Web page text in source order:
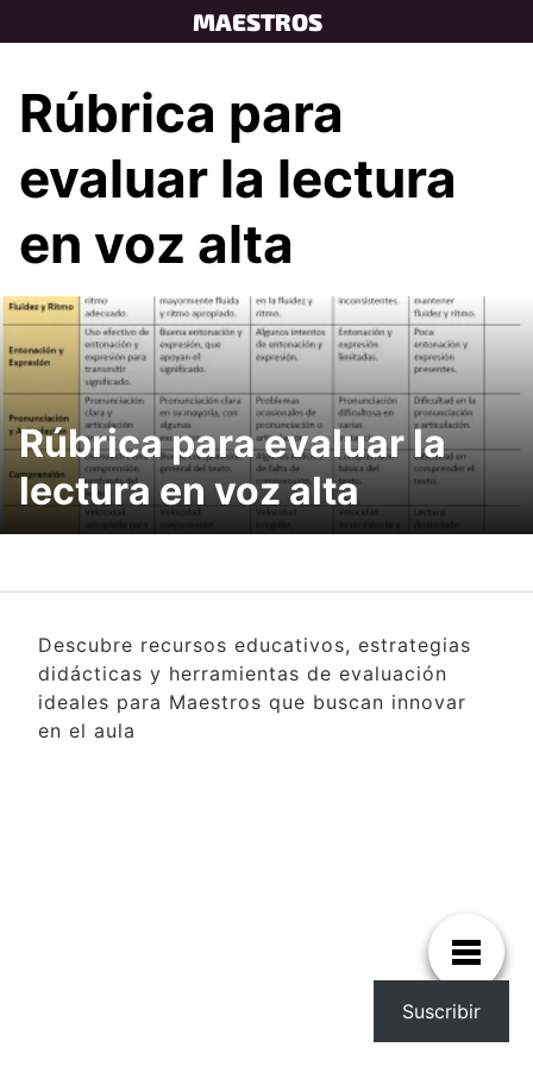
to
MAESTROS
Rúbrica para
evaluar la lectura
en voz alta
Rúbrica para evaluar la
lectura en voz alta
Descubre recursos educativos, estrategias
didácticas y herramientas de evaluación
ideales para Maestros que buscan innovar
en el aula
Suscribir